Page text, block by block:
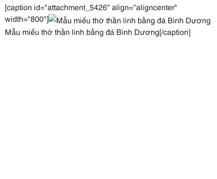
[caption id="attachment_5426" align="aligncenter"
width="800"]
Mẫu miếu thờ thần linh bằng đá Bình Dương[/caption]